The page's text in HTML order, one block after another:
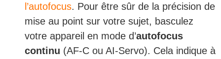
l’autofocus. Pour être sûr de la précision de
mise au point sur votre sujet, basculez
votre appareil en mode d’autofocus
continu (AF-C ou AI-Servo). Cela indique à